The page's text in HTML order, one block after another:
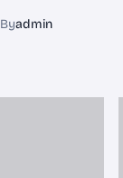
Byadmin